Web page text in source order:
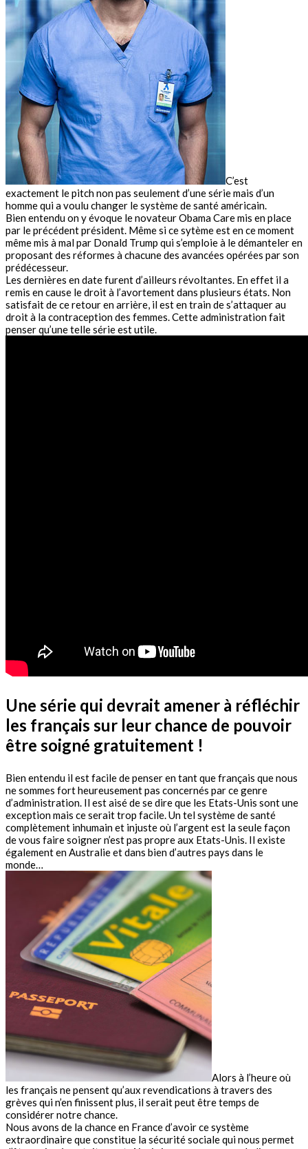
C’est
exactement le pitch non pas seulement d’une série mais d’un
homme qui a voulu changer le système de santé américain.
Bien entendu on y évoque le novateur Obama Care mis en place
par le précédent président. Même si ce sytème est en ce moment
même mis à mal par Donald Trump qui s’emploie à le démanteler en
proposant des réformes à chacune des avancées opérées par son
prédécesseur.
Les dernières en date furent d’ailleurs révoltantes. En effet il a
remis en cause le droit à l’avortement dans plusieurs états. Non
satisfait de ce retour en arrière, il est en train de s’attaquer au
droit à la contraception des femmes. Cette administration fait
penser qu’une telle série est utile.
Une série qui devrait amener à réfléchir
les français sur leur chance de pouvoir
être soigné gratuitement !
Bien entendu il est facile de penser en tant que français que nous
ne sommes fort heureusement pas concernés par ce genre
d’administration. Il est aisé de se dire que les Etats-Unis sont une
exception mais ce serait trop facile. Un tel système de santé
complètement inhumain et injuste où l’argent est la seule façon
de vous faire soigner n’est pas propre aux Etats-Unis. Il existe
également en Australie et dans bien d’autres pays dans le
monde…
Alors à l’heure où
les français ne pensent qu’aux revendications à travers des
grèves qui n’en finissent plus, il serait peut être temps de
considérer notre chance.
Nous avons de la chance en France d’avoir ce système
extraordinaire que constitue la sécurité sociale qui nous permet